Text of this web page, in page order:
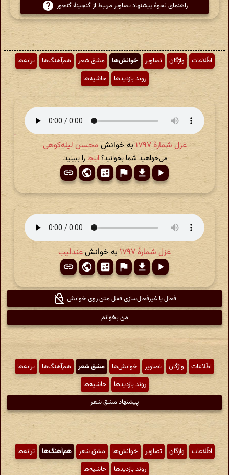
راهنمای نحوهٔ پیشنهاد تصاویر مرتبط از گنجینهٔ گنجور
اطّلاعات واژگان تصاویر خوانش‌ها مشق شعر هم‌آهنگ‌ها
ترانه‌ها
روند بازدیدها
حاشیه‌ها
غزل شمارهٔ ۱۷۹۷ به خوانش محسن لیله‌کوهی
می‌خواهید شما بخوانید؟اینجا را ببینید.
غزل شمارهٔ ۱۷۹۷ به خوانشعندلیب
فعال یا غیرفعال‌سازی قفل متن روی خوانش
من بخوانم
اطّلاعات واژگان تصاویر خوانش‌ها مشق شعر هم‌آهنگ‌ها
ترانه‌ها
روند بازدیدها
حاشیه‌ها
پیشنهاد مشق شعر
اطّلاعات واژگان تصاویر خوانش‌ها مشق شعر هم‌آهنگ‌ها
ترانه‌ها
روند بازدیدها
حاشیه‌ها